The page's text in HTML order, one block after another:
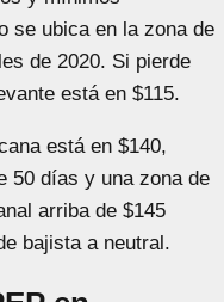
se ubica en la zona de
de 2020. Si pierde
está en $115.
está en $140,
50 días y una zona de
arriba de $145
bajista a neutral.